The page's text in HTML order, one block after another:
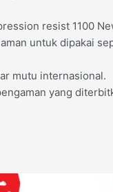
resist 1100
untuk dipakai
mutu internasional.
yang